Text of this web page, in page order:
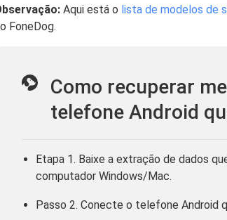
Aqui está o lista de modelos de
FoneDog.
Como recuperar
telefone Android
Etapa 1. Baixe a extração de dados
computador Windows/Mac.
Passo 2. Conecte o telefone Android